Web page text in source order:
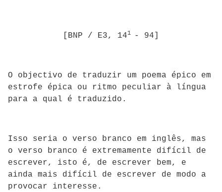
[BNP / E3, 141 - 94]
O objectivo de traduzir um poema épico em
estrofe épica ou ritmo peculiar à língua
para a qual é traduzido.
Isso seria o verso branco em inglês, mas
o verso branco é extremamente difícil de
escrever, isto é, de escrever bem, e
ainda mais difícil de escrever de modo a
provocar interesse.